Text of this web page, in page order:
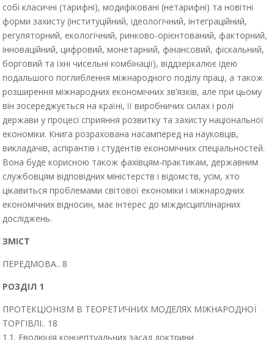
собі класичні (тарифні), модифіковані (нетарифні) та новітні
форми захисту (інституційний, ідеологічний, інтеграційний,
регуляторний, екологічний, ринково-орієнтований, факторний,
інноваційний, цифровий, монетарний, фінансовий, фіскальний,
борговий та їхні чисельні комбінації), віддзеркалює ідею
подальшого поглиблення міжнародного поділу праці, а також
розширення міжнародних економічних зв’язків, але при цьому
він зосереджується на країні, її виробничих силах і ролі
держави у процесі сприяння розвитку та захисту національної
економіки. Книга розрахована насамперед на науковців,
викладачів, аспірантів і студентів економічних спеціальностей.
Вона буде корисною також фахівцям-практикам, державним
службовцям відповідних міністерств і відомств, усім, хто
цікавиться проблемами світової економіки і міжнародних
економічних відносин, має інтерес до міждисциплінарних
досліджень.
ЗМІСТ
ПЕРЕДМОВА.. 8
РОЗДІЛ 1
ПРОТЕКЦІОНІЗМ В ТЕОРЕТИЧНИХ МОДЕЛЯХ МІЖНАРОДНОЇ
ТОРГІВЛІ.. 18
1.1. Еволюція концептуальних засад доктрини